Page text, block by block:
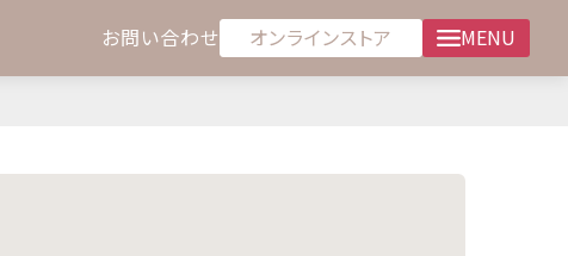
お問い合わせ オンラインストア MENU